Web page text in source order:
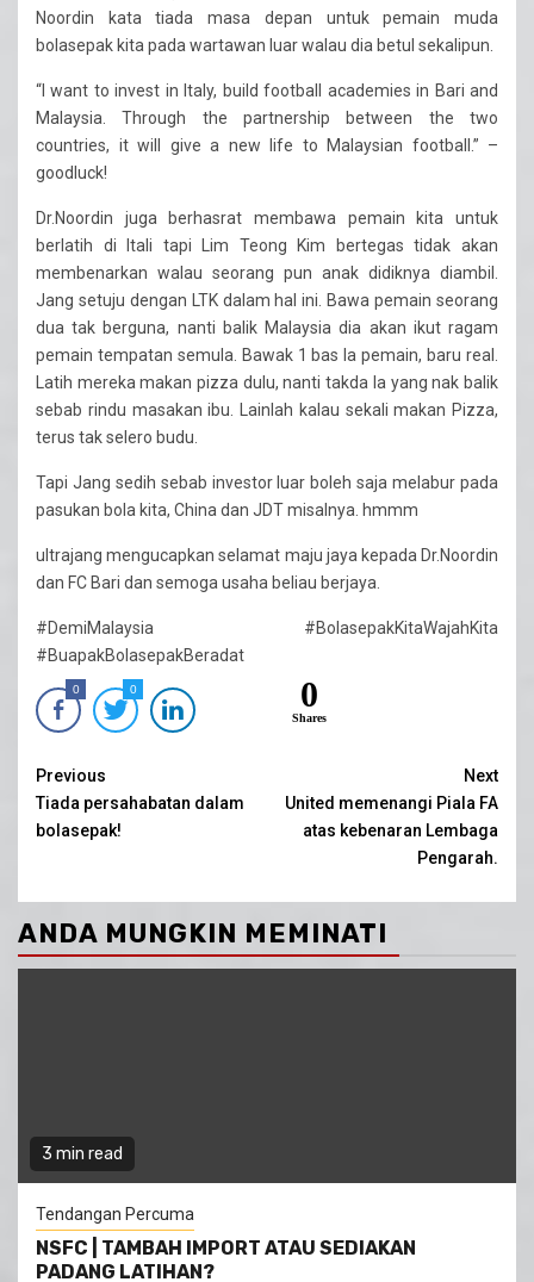
Noordin kata tiada masa depan untuk pemain muda
bolasepak kita pada wartawan luar walau dia betul sekalipun.
“I want to invest in Italy, build football academies in Bari and
Malaysia. Through the partnership between the two
countries, it will give a new life to Malaysian football.” –
goodluck!
Dr.Noordin juga berhasrat membawa pemain kita untuk
berlatih di Itali tapi Lim Teong Kim bertegas tidak akan
membenarkan walau seorang pun anak didiknya diambil.
Jang setuju dengan LTK dalam hal ini. Bawa pemain seorang
dua tak berguna, nanti balik Malaysia dia akan ikut ragam
pemain tempatan semula. Bawak 1 bas la pemain, baru real.
Latih mereka makan pizza dulu, nanti takda la yang nak balik
sebab rindu masakan ibu. Lainlah kalau sekali makan Pizza,
terus tak selero budu.
Tapi Jang sedih sebab investor luar boleh saja melabur pada
pasukan bola kita, China dan JDT misalnya. hmmm
ultrajang mengucapkan selamat maju jaya kepada Dr.Noordin
dan FC Bari dan semoga usaha beliau berjaya.
#DemiMalaysia #BolasepakKitaWajahKita
#BuapakBolasepakBeradat
0 0 0
Shares
Continue
Reading
Previous
Tiada persahabatan dalam
bolasepak!
Next
United memenangi Piala FA
atas kebenaran Lembaga
Pengarah.
ANDA MUNGKIN MEMINATI
3 min read
Tendangan Percuma
NSFC | TAMBAH IMPORT ATAU SEDIAKAN
PADANG LATIHAN?